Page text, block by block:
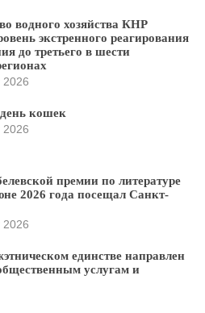
водного хозяйства КНР
экстренного реагирования
до третьего в шести
2026
кошек
2026
премии по литературе
2026 года посещал Санкт-
2026
единстве направлен
услугам и